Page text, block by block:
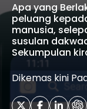
Apa yang
peluang
manusia,
susulan
Sekumpulan
Dikemas kini